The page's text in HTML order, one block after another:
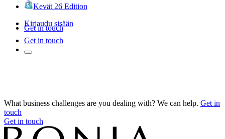
Kevät 26 Edition
Kirjaudu sisään
Get in touch
Get in touch
What business challenges are you dealing with? We can help. Get in
touch
Get in touch